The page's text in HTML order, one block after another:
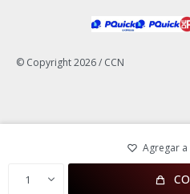
1
© Copyright 2026 / CCN